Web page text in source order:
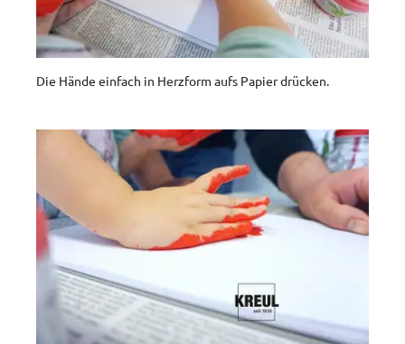
Die Hände einfach in Herzform aufs Papier drücken.